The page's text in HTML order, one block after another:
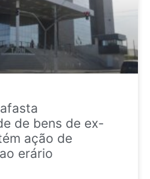
de bens de ex-
ação de
erário